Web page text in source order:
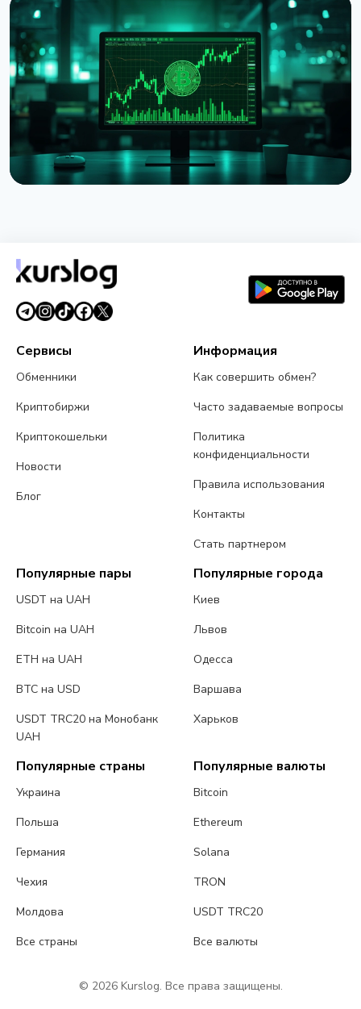
НОВОСТЬ
Strategy получила убыток $8,22 млрд во втором
квартале из-за падения Bitcoin
31 июля 2026 г.5 мин чтения
26 июля 2026 г.4 мин чтения
Сервисы
Обменники
Криптобиржи
Криптокошельки
Новости
Блог
Информация
Как совершить обмен?
Часто задаваемые вопросы
Политика
конфиденциальности
Правила использования
Контакты
Стать партнером
Популярные пары
USDT на UAH
Bitcoin на UAH
ETH на UAH
BTC на USD
USDT TRC20 на Монобанк
UAH
Популярные города
Киев
Львов
Одесса
Варшава
Харьков
Популярные страны
Украина
Польша
Германия
Чехия
Молдова
Все страны
Популярные валюты
Bitcoin
Ethereum
Solana
TRON
USDT TRC20
Все валюты
© 2026 Kurslog. Все права защищены.